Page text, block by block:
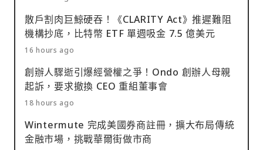
散戶割肉巨鯨硬吞！《CLARITY Act》推遲難阻
機構抄底，比特幣 ETF 單週吸金 7.5 億美元
16 hours ago
創辦人驟逝引爆經營權之爭！Ondo 創辦人母親
起訴，要求撤換 CEO 重組董事會
18 hours ago
Wintermute 完成美國券商註冊，擴大布局傳統
金融市場，挑戰華爾街做市商